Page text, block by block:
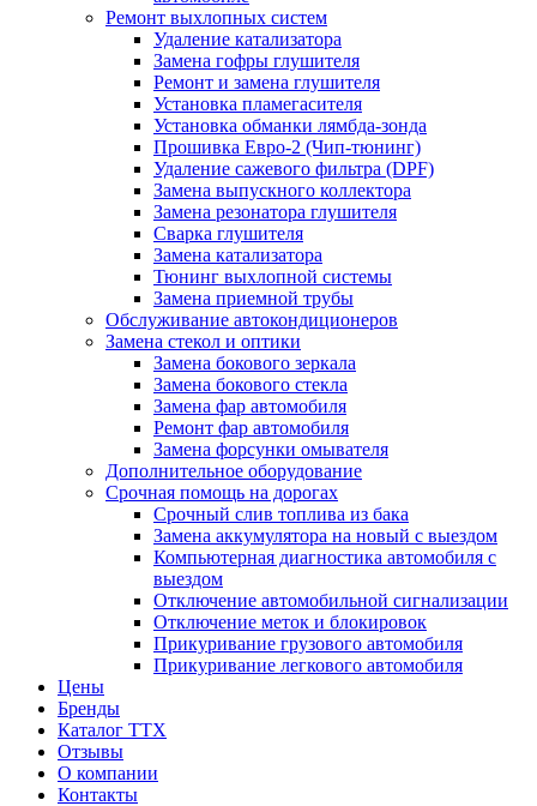
Ремонт выхлопных систем
Удаление катализатора
Замена гофры глушителя
Ремонт и замена глушителя
Установка пламегасителя
Установка обманки лямбда-зонда
Прошивка Евро-2 (Чип-тюнинг)
Удаление сажевого фильтра (DPF)
Замена выпускного коллектора
Замена резонатора глушителя
Сварка глушителя
Замена катализатора
Тюнинг выхлопной системы
Замена приемной трубы
Обслуживание автокондиционеров
Замена стекол и оптики
Замена бокового зеркала
Замена бокового стекла
Замена фар автомобиля
Ремонт фар автомобиля
Замена форсунки омывателя
Дополнительное оборудование
Срочная помощь на дорогах
Срочный слив топлива из бака
Замена аккумулятора на новый с выездом
Компьютерная диагностика автомобиля с
выездом
Отключение автомобильной сигнализации
Отключение меток и блокировок
Прикуривание грузового автомобиля
Прикуривание легкового автомобиля
Цены
Бренды
Каталог ТТХ
Отзывы
О компании
Контакты